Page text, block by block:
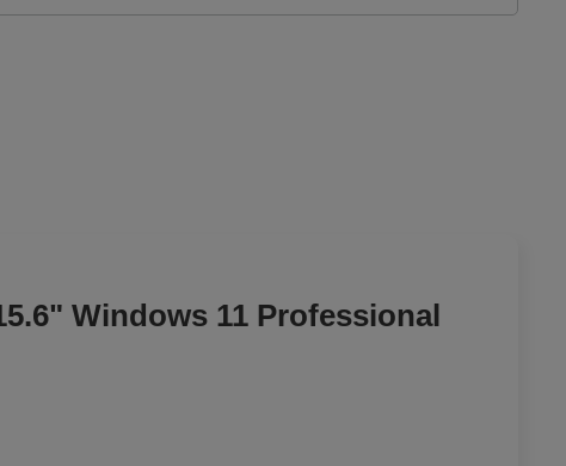
Windows 11 Professional